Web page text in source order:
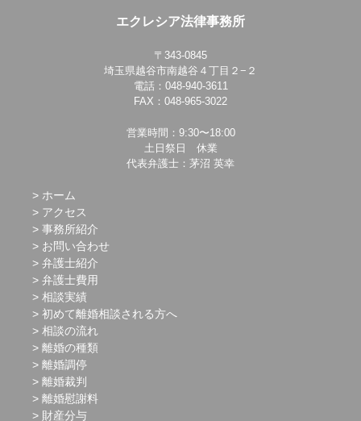
エクレシア法律事務所
〒343-0845
埼玉県越谷市南越谷４丁目２−２
電話：048-940-3611
FAX：048-965-3022
営業時間：9:30〜18:00
土日祭日 休業
代表弁護士：茅沼 英幸
ホーム
アクセス
事務所紹介
お問い合わせ
弁護士紹介
弁護士費用
相談実績
初めて離婚相談される方へ
相談の流れ
離婚の種類
離婚調停
離婚裁判
離婚慰謝料
財産分与